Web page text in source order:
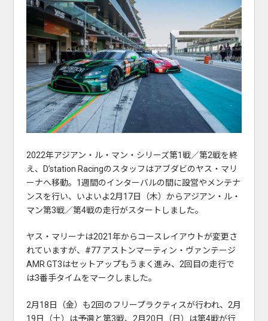
2022年アジアン・ル・マン・シリーズ第1戦／第2戦を終
え、D’station Racingのスタッフはアブダビのヤス・マリ
ーナへ移動。1週間のインターバルの間に設営やメンテナ
ンスを行い、いよいよ2月17日（木）からアジアン・ル・
マン第3戦／第4戦の走行がスタートしました。
ヤス・マリーナは2021年からコースレイアウトが変更さ
れていますが、#77 アストンマーティン・ヴァンテージ
AMR GT3はセットアップもうまく進み、2回目の走行で
は3番手タイムをマークしました。
2月18日（金）も2回のフリープラクティスが行われ、2月
19日（土）は予選と第3戦、2月20日（日）は第4戦が行